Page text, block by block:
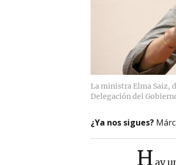
La ministra Elma Saiz,
Delegación del
¿Ya nos sigues?
H ay